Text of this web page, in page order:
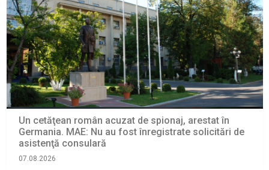
Un cetăţean român acuzat de spionaj, arestat în
Germania. MAE: Nu au fost înregistrate solicitări de
asistenţă consulară
07.08.2026